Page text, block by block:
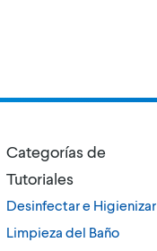
Categorías de
Tutoriales
Desinfectar e Higienizar
Limpieza del Baño